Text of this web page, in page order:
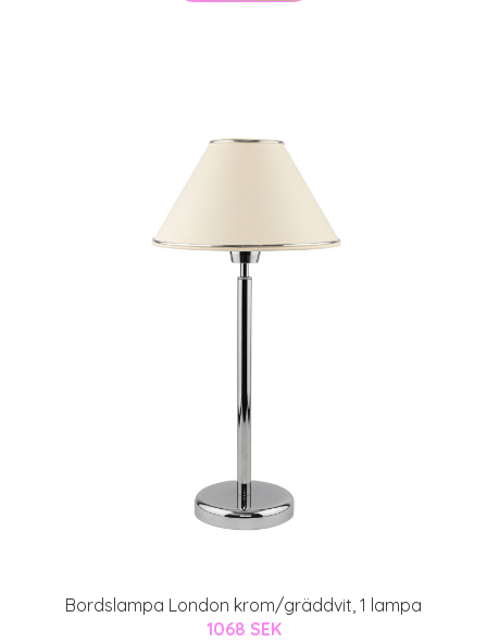
Bordslampa London krom/gräddvit, 1 lampa
1068 SEK